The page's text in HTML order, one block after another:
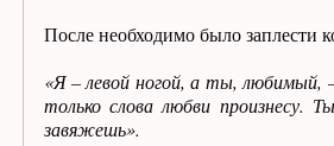
После необходимо было заплести
«Я – левой ногой, а ты, любимый,
только слова любви
завяжешь».